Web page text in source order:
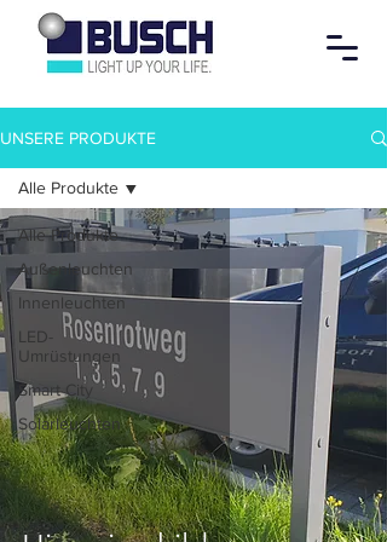
UNSERE PRODUKTE
Alle Produkte
Außenleuchten
Innenleuchten
LED-
Umrüstungen
Smart City
Solarleuchten
Alle Produkte